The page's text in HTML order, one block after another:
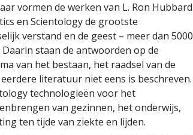
vormen de werken van L. Ron Hubbard
en Scientology de grootste
verstand en de geest – meer dan 5000
staan de antwoorden op de
van het bestaan, het raadsel van de
literatuur niet eens is beschreven.
technologieën voor het
van gezinnen, het onderwijs,
ten tijde van ziekte en lijden.